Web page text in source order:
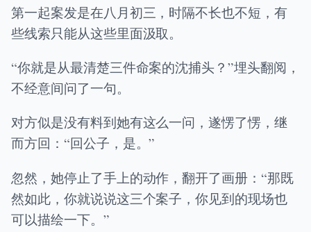
第一起案发是在八月初三，时隔不长也不短，有
些线索只能从这些里面汲取。
“你就是从最清楚三件命案的沈捕头？”埋头翻阅，
不经意间问了一句。
对方似是没有料到她有这么一问，遂愣了愣，继
而方回：“回公子，是。”
忽然，她停止了手上的动作，翻开了画册：“那既
然如此，你就说说这三个案子，你见到的现场也
可以描绘一下。”